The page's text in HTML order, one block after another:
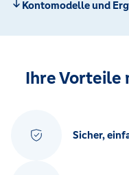
Kontomodelle und
Ihre Vorteile
Sicher,